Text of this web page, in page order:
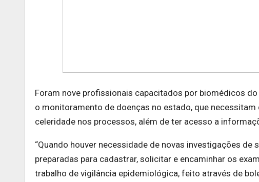
Foram nove profissionais capacitados por biomédicos
o monitoramento de doenças no estado, que
celeridade nos processos, além de ter acesso a
“Quando houver necessidade de novas investigações
preparadas para cadastrar, solicitar e encaminhar os
trabalho de vigilância epidemiológica, feito através de